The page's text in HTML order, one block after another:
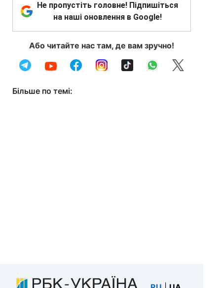
Не пропустіть головне! Підпишіться
на наші оновлення в Google!
Або читайте нас там, де вам зручно!
Більше по темі: